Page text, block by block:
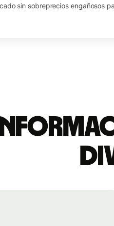
sin sobreprecios engañosos